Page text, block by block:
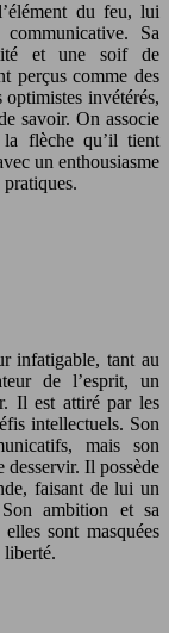
du feu, lui
Sa
et une soif de
perçus comme des
optimistes invétérés,
savoir. On associe
la flèche qu’il tient
un enthousiasme
infatigable, tant au
de l’esprit, un
Il est attiré par les
intellectuels. Son
mais son
Il possède
faisant de lui un
ambition et sa
sont masquées
liberté.